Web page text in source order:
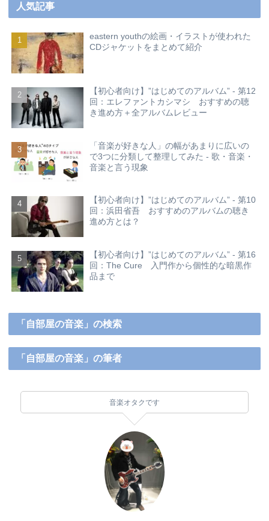
人気記事
eastern youthの絵画・イラストが使われた
CDジャケットをまとめて紹介
【初心者向け】”はじめてのアルバム” - 第12
回：エレファントカシマシ おすすめの聴
き進め方＋全アルバムレビュー
「音楽が好きな人」の幅があまりに広いの
で3つに分類して整理してみた - 歌・音楽・
音楽と言う現象
【初心者向け】”はじめてのアルバム” - 第10
回：浜田省吾 おすすめのアルバムの聴き
進め方とは？
【初心者向け】”はじめてのアルバム” - 第16
回：The Cure 入門作から個性的な暗黒作
品まで
「自部屋の音楽」の検索
「自部屋の音楽」の筆者
音楽オタクです